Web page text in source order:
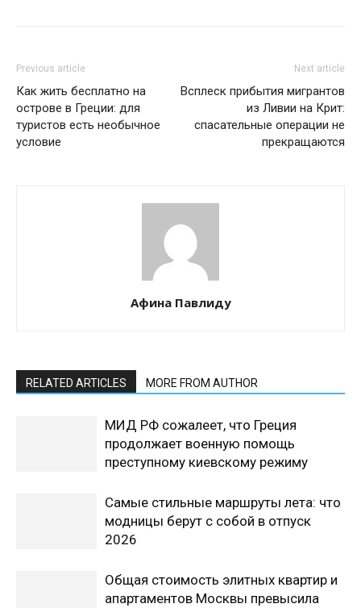
Previous article
Как жить бесплатно на
острове в Греции: для
туристов есть необычное
условие
Next article
Всплеск прибытия мигрантов
из Ливии на Крит:
спасательные операции не
прекращаются
Афина Павлиду
RELATED ARTICLES MORE FROM AUTHOR
МИД РФ сожалеет, что Греция
продолжает военную помощь
преступному киевскому режиму
Самые стильные маршруты лета: что
модницы берут с собой в отпуск
2026
Общая стоимость элитных квартир и
апартаментов Москвы превысила